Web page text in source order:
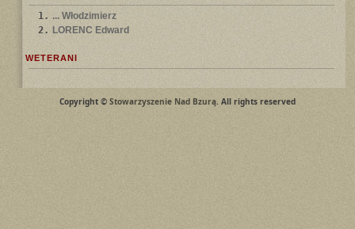
1. ... Włodzimierz
2. LORENC Edward
WETERANI
Copyright © Stowarzyszenie Nad Bzurą. All rights reserved